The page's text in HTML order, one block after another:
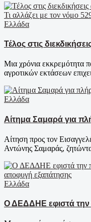
Ελλάδα
Τέλος στις
Μια χρόνια εκκρεμότητα
αγροτικών εκτάσεων
Ελλάδα
Αίτημα Σαμαρά για
Αίτηση προς τον
Αντώνης Σαμαράς,
Ελλάδα
Ο ΔΕΔΔΗΕ εφιστά την